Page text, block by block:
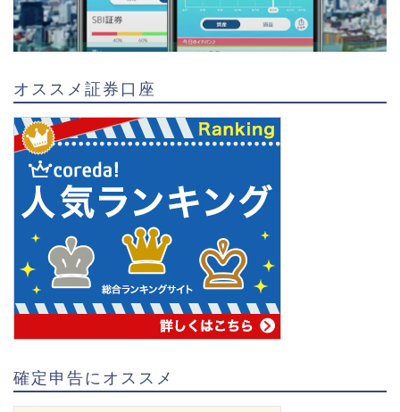
オススメ証券口座
確定申告にオススメ